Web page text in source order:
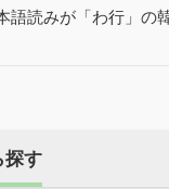
語読みが「わ行」の
探す